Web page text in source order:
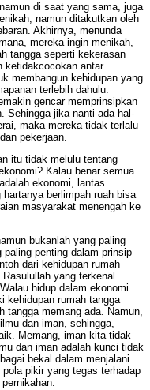
di saat yang sama, juga
namun ditakutkan oleh
Akhirnya, menunda
mereka ingin menikah,
tangga seperti kekerasan
ketidakcocokan antar
membangun kehidupan yang
terlebih dahulu.
gencar memprinsipkan
Sehingga jika nanti ada hal-
maka mereka tidak terlalu
pekerjaan.
itu tidak melulu tentang
Kalau benar semua
ekonomi, lantas
berlimpah ruah bisa
masyarakat menengah ke
bukanlah yang paling
penting dalam prinsip
dari kehidupan rumah
yang terkenal
hidup dalam ekonomi
kehidupan rumah tangga
tangga memang ada. Namun,
dan iman, sehingga,
Memang, iman kita tidak
dan iman adalah kunci tidak
bekal dalam menjalani
pikir yang tegas terhadap